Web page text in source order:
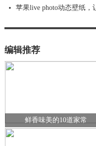
苹果live photo动态壁纸，
编辑推荐
鲜香味美的10道家常